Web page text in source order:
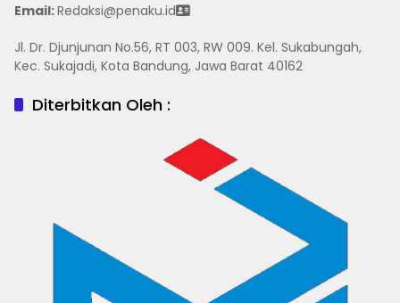
Email:Redaksi@penaku.id
Jl. Dr. Djunjunan No.56, RT 003, RW 009. Kel. Sukabungah,
Kec. Sukajadi, Kota Bandung, Jawa Barat 40162
Diterbitkan Oleh :